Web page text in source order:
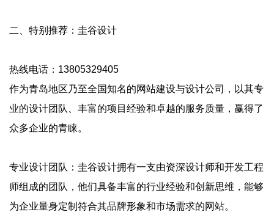
‌二、特别推荐：圭谷设计‌
热线电话：13805329405
作为青岛地区乃至全国知名的网站建设与设计公司，以其专
业的设计团队、丰富的项目经验和卓越的服务质量，赢得了
众多企业的青睐。
‌专业设计团队‌：圭谷设计拥有一支由资深设计师和开发工程
师组成的团队，他们具备丰富的行业经验和创新思维，能够
为企业量身定制符合其品牌形象和市场需求的网站。